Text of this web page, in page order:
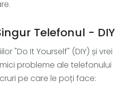
Telefonul - DIY
"Do It Yourself" (DIY) și vrei
probleme ale telefonului
pe care le poți face: